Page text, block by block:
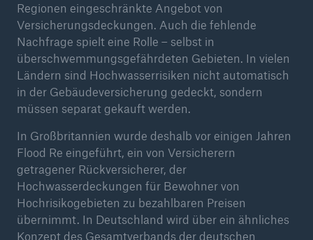
Regionen eingeschränkte Angebot von
Versicherungsdeckungen. Auch die fehlende
Nachfrage spielt eine Rolle – selbst in
überschwemmungsgefährdeten Gebieten. In vielen
Ländern sind Hochwasserrisiken nicht automatisch
in der Gebäudeversicherung gedeckt, sondern
müssen separat gekauft werden.
In Großbritannien wurde deshalb vor einigen Jahren
Flood Re eingeführt, ein von Versicherern
getragener Rückversicherer, der
Hochwasserdeckungen für Bewohner von
Hochrisikogebieten zu bezahlbaren Preisen
übernimmt. In Deutschland wird über ein ähnliches
Konzept des Gesamtverbands der deutschen
Rückversicherung Leben/Gesundheit
MIRA Digital Suite